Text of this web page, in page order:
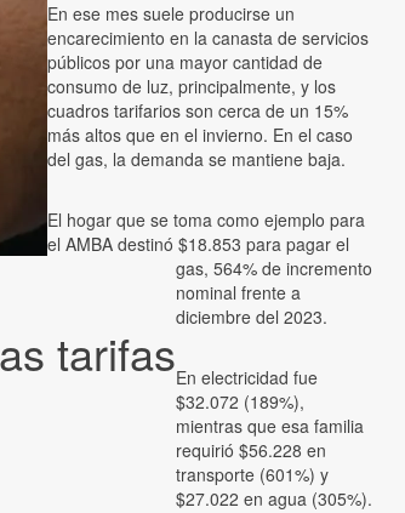
tarifas
En ese mes suele producirse un
encarecimiento en la canasta de servicios
públicos por una mayor cantidad de
consumo de luz, principalmente, y los
cuadros tarifarios son cerca de un 15%
más altos que en el invierno. En el caso
del gas, la demanda se mantiene baja.
El hogar que se toma como ejemplo para
el AMBA destinó $18.853 para pagar el
gas, 564% de incremento
nominal frente a
diciembre del 2023.
En electricidad fue
$32.072 (189%),
mientras que esa familia
requirió $56.228 en
transporte (601%) y
$27.022 en agua (305%).